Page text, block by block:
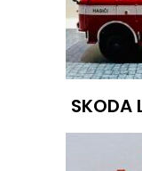
SKODA